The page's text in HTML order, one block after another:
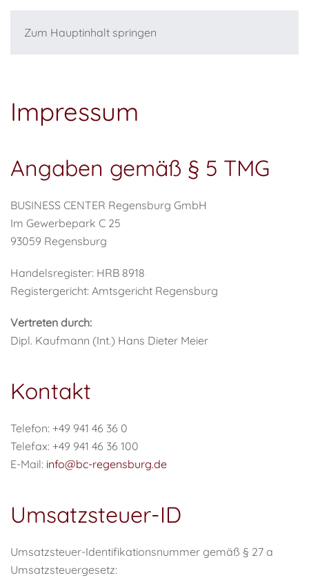
Zum Hauptinhalt springen
Impressum
Angaben gemäß § 5 TMG
BUSINESS CENTER Regensburg GmbH
Im Gewerbepark C 25
93059 Regensburg
Handelsregister: HRB 8918
Registergericht: Amtsgericht Regensburg
Vertreten durch:
Dipl. Kaufmann (Int.) Hans Dieter Meier
Kontakt
Telefon: +49 941 46 36 0
Telefax: +49 941 46 36 100
E-Mail: info@bc-regensburg.de
Umsatzsteuer-ID
Umsatzsteuer-Identifikationsnummer gemäß § 27 a
Umsatzsteuergesetz: